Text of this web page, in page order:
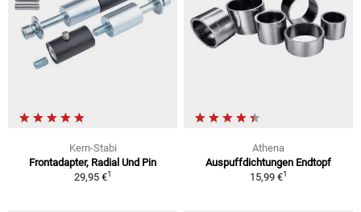
Kern-Stabi
Frontadapter, Radial Und Pin
29,95 €1
Athena
Auspuffdichtungen Endtopf
15,99 €1